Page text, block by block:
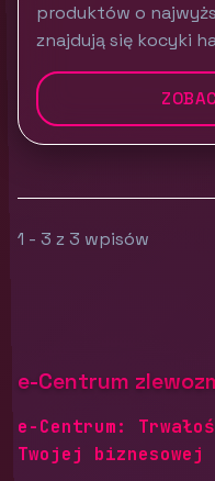
produktów o
znajdują się kocyki
1 - 3 z 3 wpisów
e-Centrum
e-Centrum:
Twojej biznesowej